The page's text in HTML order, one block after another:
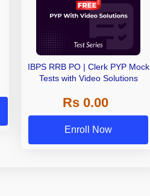
IBPS RRB PO | Clerk PYP Mock
Tests with Video Solutions
Rs 0.00
Enroll Now